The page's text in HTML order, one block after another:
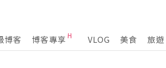
博客 博客專享 VLOG 美食 旅遊